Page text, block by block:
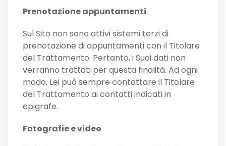
Prenotazione appuntamenti
Sul Sito non sono attivi sistemi terzi di
prenotazione di appuntamenti con il Titolare
del Trattamento. Pertanto, i Suoi dati non
verranno trattati per questa finalità. Ad ogni
modo, Lei può sempre contattare il Titolare
del Trattamento ai contatti indicati in
epigrafe.
Fotografie e video